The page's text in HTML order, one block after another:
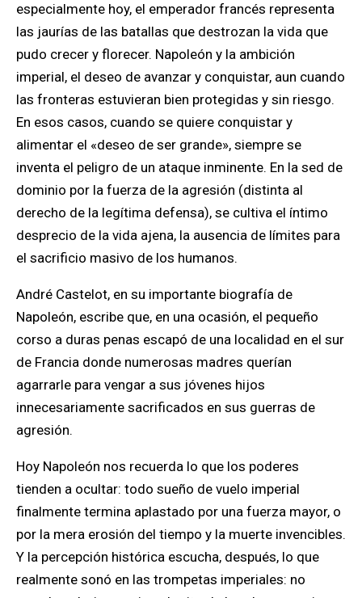
especialmente hoy, el emperador francés representa
las jaurías de las batallas que destrozan la vida que
pudo crecer y florecer. Napoleón y la ambición
imperial, el deseo de avanzar y conquistar, aun cuando
las fronteras estuvieran bien protegidas y sin riesgo.
En esos casos, cuando se quiere conquistar y
alimentar el «deseo de ser grande», siempre se
inventa el peligro de un ataque inminente. En la sed de
dominio por la fuerza de la agresión (distinta al
derecho de la legítima defensa), se cultiva el íntimo
desprecio de la vida ajena, la ausencia de límites para
el sacrificio masivo de los humanos.
André Castelot, en su importante biografía de
Napoleón, escribe que, en una ocasión, el pequeño
corso a duras penas escapó de una localidad en el sur
de Francia donde numerosas madres querían
agarrarle para vengar a sus jóvenes hijos
innecesariamente sacrificados en sus guerras de
agresión.
Hoy Napoleón nos recuerda lo que los poderes
tienden a ocultar: todo sueño de vuelo imperial
finalmente termina aplastado por una fuerza mayor, o
por la mera erosión del tiempo y la muerte invencibles.
Y la percepción histórica escucha, después, lo que
realmente sonó en las trompetas imperiales: no